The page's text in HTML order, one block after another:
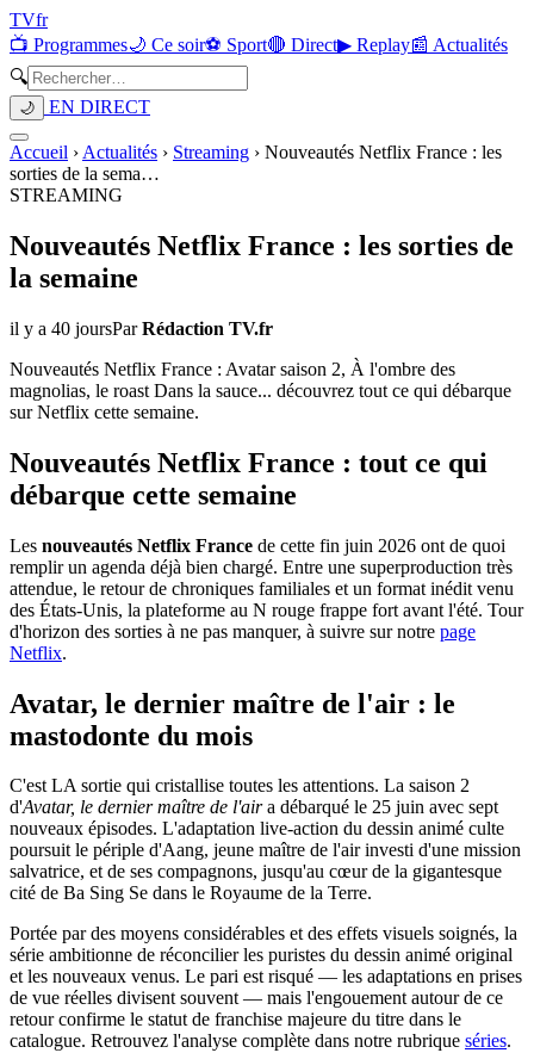
TVfr
📺 Programmes🌙 Ce soir⚽ Sport🔴 Direct▶ Replay📰 Actualités
🔍
🌙 EN DIRECT
Accueil › Actualités › Streaming › Nouveautés Netflix France : les
sorties de la sema…
STREAMING
Nouveautés Netflix France : les sorties de
la semaine
il y a 40 joursParRédaction TV.fr
Nouveautés Netflix France : Avatar saison 2, À l'ombre des
magnolias, le roast Dans la sauce... découvrez tout ce qui débarque
sur Netflix cette semaine.
Nouveautés Netflix France : tout ce qui
débarque cette semaine
Les nouveautés Netflix France de cette fin juin 2026 ont de quoi
remplir un agenda déjà bien chargé. Entre une superproduction très
attendue, le retour de chroniques familiales et un format inédit venu
des États-Unis, la plateforme au N rouge frappe fort avant l'été. Tour
d'horizon des sorties à ne pas manquer, à suivre sur notre page
Netflix.
Avatar, le dernier maître de l'air : le
mastodonte du mois
C'est LA sortie qui cristallise toutes les attentions. La saison 2
d'Avatar, le dernier maître de l'aira débarqué le 25 juin avec sept
nouveaux épisodes. L'adaptation live-action du dessin animé culte
poursuit le périple d'Aang, jeune maître de l'air investi d'une mission
salvatrice, et de ses compagnons, jusqu'au cœur de la gigantesque
cité de Ba Sing Se dans le Royaume de la Terre.
Portée par des moyens considérables et des effets visuels soignés, la
série ambitionne de réconcilier les puristes du dessin animé original
et les nouveaux venus. Le pari est risqué — les adaptations en prises
de vue réelles divisent souvent — mais l'engouement autour de ce
retour confirme le statut de franchise majeure du titre dans le
catalogue. Retrouvez l'analyse complète dans notre rubrique séries.